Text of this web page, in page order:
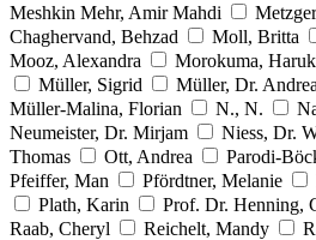
Meshkin Mehr, Amir Mahdi
Chaghervand, Behzad
Moll, Britta
Mooz, Alexandra
Morokuma,
Müller, Sigrid
Müller, Dr.
Müller-Malina, Florian
N., N.
Neumeister, Dr. Mirjam
Niess, Dr.
Thomas
Ott, Andrea
Parodi-
Pfeiffer, Man
Pfördtner, Melanie
Plath, Karin
Prof. Dr. Henning,
Raab, Cheryl
Reichelt, Mandy